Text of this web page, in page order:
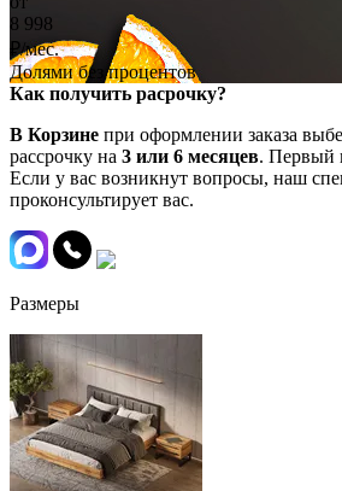
8 998
₽/мес.
Долями без процентов
Как получить расрочку?
В Корзине при оформлении заказа
рассрочку на 3 или 6 месяцев. Первый
Если у вас возникнут вопросы, наш
проконсультирует вас.
Размеры